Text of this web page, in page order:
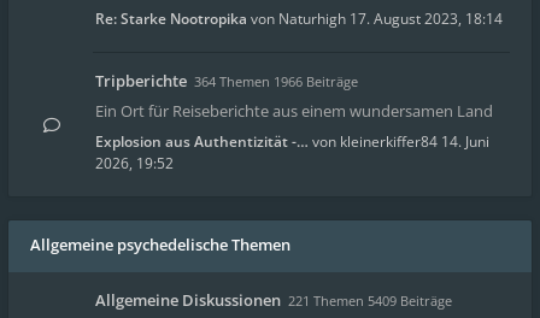
Re: Starke Nootropika von Naturhigh 17. August 2023, 18:14
Tripberichte 364 Themen 1966 Beiträge
Ein Ort für Reiseberichte aus einem wundersamen Land
Explosion aus Authentizität -… von kleinerkiffer84 14. Juni
2026, 19:52
Allgemeine psychedelische Themen
Allgemeine Diskussionen 221 Themen 5409 Beiträge